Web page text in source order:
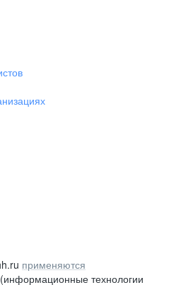
применяются
(информационные технологии